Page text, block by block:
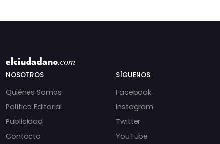
NOSOTROS
Quiénes Somos
Política Editorial
Publicidad
Contacto
SÍGUENOS
Facebook
Instagram
Twitter
YouTube